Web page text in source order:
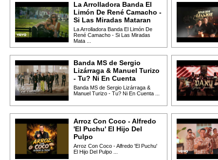
La Arrolladora Banda El
Limón De René Camacho -
Si Las Miradas Mataran
La Arrolladora Banda El Limón De
René Camacho - Si Las Miradas
Mata ...
Banda MS de Sergio
Lizárraga & Manuel Turizo
- Tu? Ni En Cuenta
Banda MS de Sergio Lizárraga &
Manuel Turizo - Tu? Ni En Cuenta ...
Arroz Con Coco - Alfredo
'El Puchu' El Hijo Del
Pulpo
Arroz Con Coco - Alfredo 'El Puchu'
El Hijo Del Pulpo ...